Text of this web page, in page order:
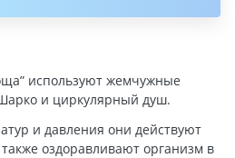
используют жемчужные
и циркулярный душ.
и давления они действуют
оздоравливают организм в